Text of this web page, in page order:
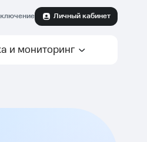
Личный кабинет
и мониторинг